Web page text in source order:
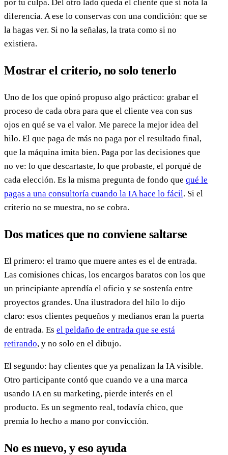
por tu culpa. Del otro lado queda el cliente que sí nota la
diferencia. A ese lo conservas con una condición: que se
la hagas ver. Si no la señalas, la trata como si no
existiera.
Mostrar el criterio, no solo tenerlo
Uno de los que opinó propuso algo práctico: grabar el
proceso de cada obra para que el cliente vea con sus
ojos en qué se va el valor. Me parece la mejor idea del
hilo. El que paga de más no paga por el resultado final,
que la máquina imita bien. Paga por las decisiones que
no ve: lo que descartaste, lo que probaste, el porqué de
cada elección. Es la misma pregunta de fondo que qué le
pagas a una consultoría cuando la IA hace lo fácil. Si el
criterio no se muestra, no se cobra.
Dos matices que no conviene saltarse
El primero: el tramo que muere antes es el de entrada.
Las comisiones chicas, los encargos baratos con los que
un principiante aprendía el oficio y se sostenía entre
proyectos grandes. Una ilustradora del hilo lo dijo
claro: esos clientes pequeños y medianos eran la puerta
de entrada. Es el peldaño de entrada que se está
retirando, y no solo en el dibujo.
El segundo: hay clientes que ya penalizan la IA visible.
Otro participante contó que cuando ve a una marca
usando IA en su marketing, pierde interés en el
producto. Es un segmento real, todavía chico, que
premia lo hecho a mano por convicción.
No es nuevo, y eso ayuda